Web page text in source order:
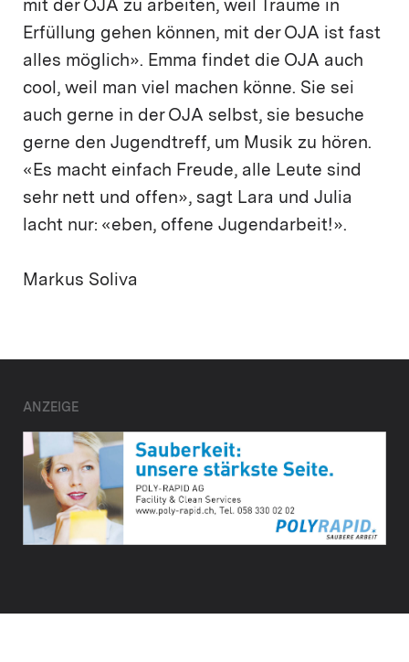
mit der OJA zu arbeiten, weil Träume in
Erfüllung gehen können, mit der OJA ist fast
alles möglich». Emma findet die OJA auch
cool, weil man viel machen könne. Sie sei
auch gerne in der OJA selbst, sie besuche
gerne den Jugendtreff, um Musik zu hören.
«Es macht einfach Freude, alle Leute sind
sehr nett und offen», sagt Lara und Julia
lacht nur: «eben, offene Jugendarbeit!».
Markus Soliva
ANZEIGE